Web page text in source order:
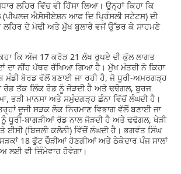
ਲਹਿਰ ਵਿੱਚ ਵੀ ਹਿੱਸਾ ਲਿਆ। ਉਨ੍ਹਾਂ ਕਿਹਾ ਕਿ
ਐਸੋਸੀਏਸ਼ਨ ਆਫ਼ ਦਿ ਪ੍ਰਿੰਸਲੀ ਸਟੇਟਸ) ਦੀ
ਲਹਿਰ ਦੇ ਮੋਢੀ ਅਤੇ ਮੁੱਖ ਬੁਲਾਰੇ ਵਜੋਂ ਉੱਭਰ ਕੇ ਸਾਹਮਣੇ
ਕਿ ਅੱਜ 17 ਕਰੋੜ 21 ਲੱਖ ਰੁਪਏ ਦੀ ਕੁੱਲ ਲਾਗਤ
ਦਾ ਨੀਂਹ ਪੱਥਰ ਰੱਖਿਆ ਗਿਆ ਹੈ। ਮੁੱਖ ਮੰਤਰੀ ਨੇ ਕਿਹਾ
ਮੰਡੀ ਬੋਰਡ ਵੱਲੋਂ ਬਣਾਈ ਜਾ ਰਹੀ ਹੈ, ਜੋ ਧੂਰੀ-ਅਮਰਗੜ੍ਹ
ਰੋਡ ਤੱਕ ਲਿੰਕ ਰੋਡ ਨੂੰ ਜੋੜਦੀ ਹੈ ਅਤੇ ਢਢੋਗਲ, ਬੁਰਜ
ਭੜੀ ਮਾਨਸਾ ਅਤੇ ਸਮੁੰਦਗੜ੍ਹ ਛੰਨਾ ਵਿੱਚੋਂ ਲੰਘਦੀ ਹੈ।
ਦੂਜੀ ਸੜਕ ਲੋਕ ਨਿਰਮਾਣ ਵਿਭਾਗ ਵੱਲੋਂ ਬਣਾਈ ਜਾ
ਧੂਰੀ-ਬਾਗੜੀਆਂ ਰੋਡ ਨਾਲ ਜੋੜਦੀ ਹੈ ਅਤੇ ਢਢੋਗਲ, ਖੇੜੀ
ਈਸੀ (ਬਿਜਲੀ ਕਲੋਨੀ) ਵਿੱਚੋਂ ਲੰਘਦੀ ਹੈ। ਭਗਵੰਤ ਸਿੰਘ
18 ਫੁੱਟ ਚੌੜੀਆਂ ਹੋਣਗੀਆਂ ਅਤੇ ਠੇਕੇਦਾਰ ਪੰਜ ਸਾਲਾਂ
ਲਈ ਵੀ ਜ਼ਿੰਮੇਵਾਰ ਹੋਵੇਗਾ।